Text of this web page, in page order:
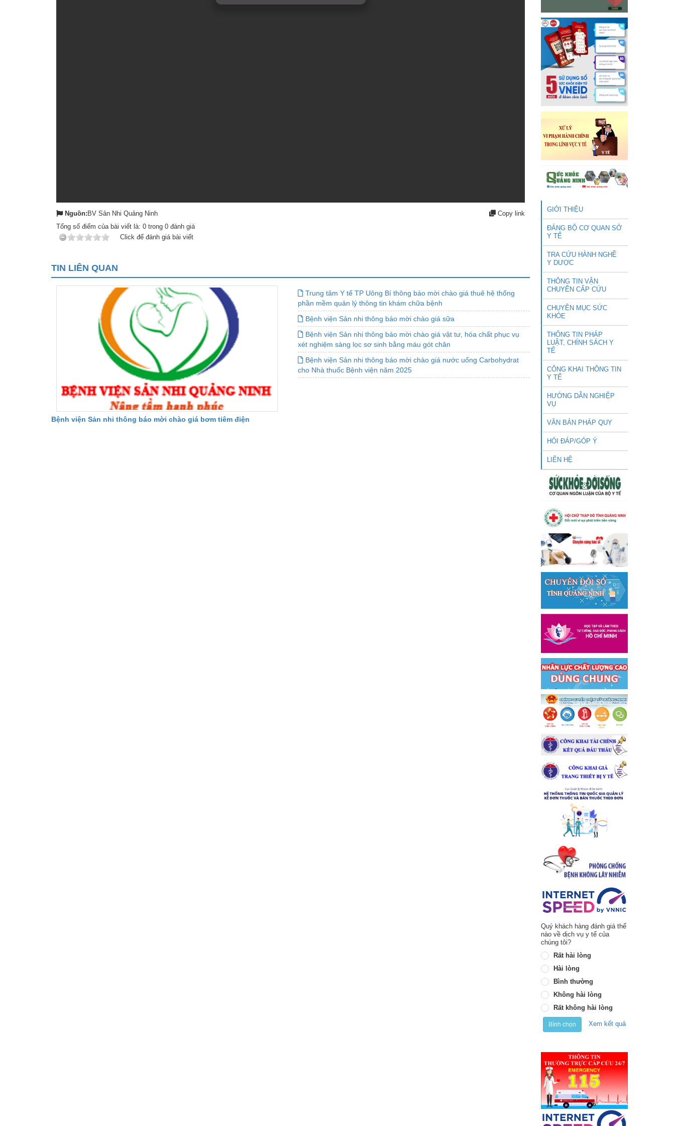
Nguồn:BV Sản Nhi Quảng Ninh
Copy link
Tổng số điểm của bài viết là: 0 trong 0 đánh giá
Click để đánh giá bài viết
TIN LIÊN QUAN
Bệnh viện Sản nhi thông báo mời chào giá bơm tiêm điện
Trung tâm Y tế TP Uông Bí thông báo mời chào giá thuê hệ thống
phần mềm quản lý thông tin khám chữa bệnh
Bệnh viện Sản nhi thông báo mời chào giá sữa
Bệnh viện Sản nhi thông báo mời chào giá vật tư, hóa chất phục vụ
xét nghiệm sàng lọc sơ sinh bằng máu gót chân
Bệnh viện Sản nhi thông báo mời chào giá nước uống Carbohydrat
cho Nhà thuốc Bệnh viện năm 2025
GIỚI THIỆU
ĐẢNG BỘ CƠ QUAN SỞ
Y TẾ
TRA CỨU HÀNH NGHỀ
Y DƯỢC
THÔNG TIN VẬN
CHUYỂN CẤP CỨU
CHUYÊN MỤC SỨC
KHỎE
THÔNG TIN PHÁP
LUẬT, CHÍNH SÁCH Y
TẾ
CÔNG KHAI THÔNG TIN
Y TẾ
HƯỚNG DẪN NGHIỆP
VỤ
VĂN BẢN PHÁP QUY
HỎI ĐÁP/GÓP Ý
LIÊN HỆ
Quý khách hàng đánh giá thế
nào về dịch vụ y tế của
chúng tôi?
Rất hài lòng
Hài lòng
Bình thường
Không hài lòng
Rất không hài lòng
Bình chọn Xem kết quả